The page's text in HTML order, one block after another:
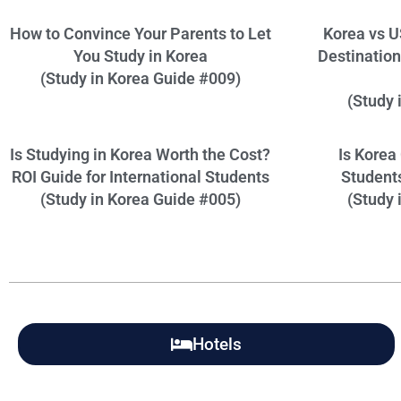
How to Convince Your Parents to Let
You Study in Korea
(Study in Korea Guide #009)
Korea vs
(Study
Is Studying in Korea Worth the Cost?
ROI Guide for International Students
(Study in Korea Guide #005)
Is
(Study
Hotels